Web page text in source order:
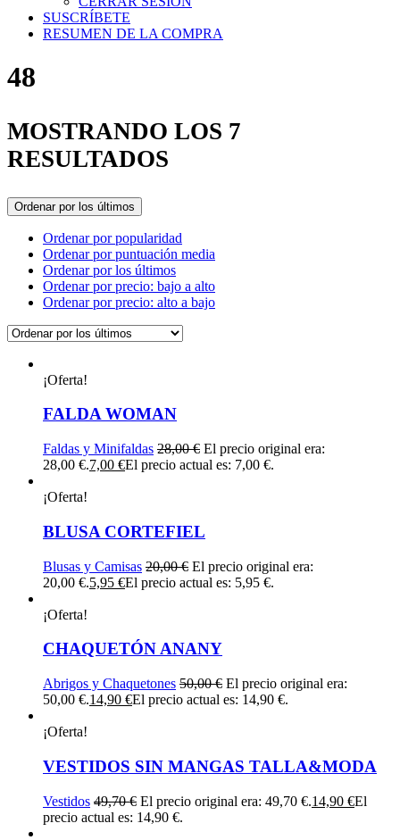
SUSCRÍBETE
RESUMEN DE LA COMPRA
48
MOSTRANDO LOS 7
RESULTADOS
Ordenar por los últimos
Ordenar por popularidad
Ordenar por puntuación media
Ordenar por los últimos
Ordenar por precio: bajo a alto
Ordenar por precio: alto a bajo
¡Oferta!
FALDA WOMAN
Faldas y Minifaldas 28,00€ El precio original era:
28,00 €.7,00 €El precio actual es: 7,00 €.
¡Oferta!
BLUSA CORTEFIEL
Blusas y Camisas 20,00€ El precio original era:
20,00 €.5,95 €El precio actual es: 5,95 €.
¡Oferta!
CHAQUETÓN ANANY
Abrigos y Chaquetones 50,00€ El precio original era:
50,00 €.14,90 €El precio actual es: 14,90 €.
¡Oferta!
VESTIDOS SIN MANGAS TALLA&MODA
Vestidos 49,70€ El precio original era: 49,70 €.14,90 €El
precio actual es: 14,90 €.